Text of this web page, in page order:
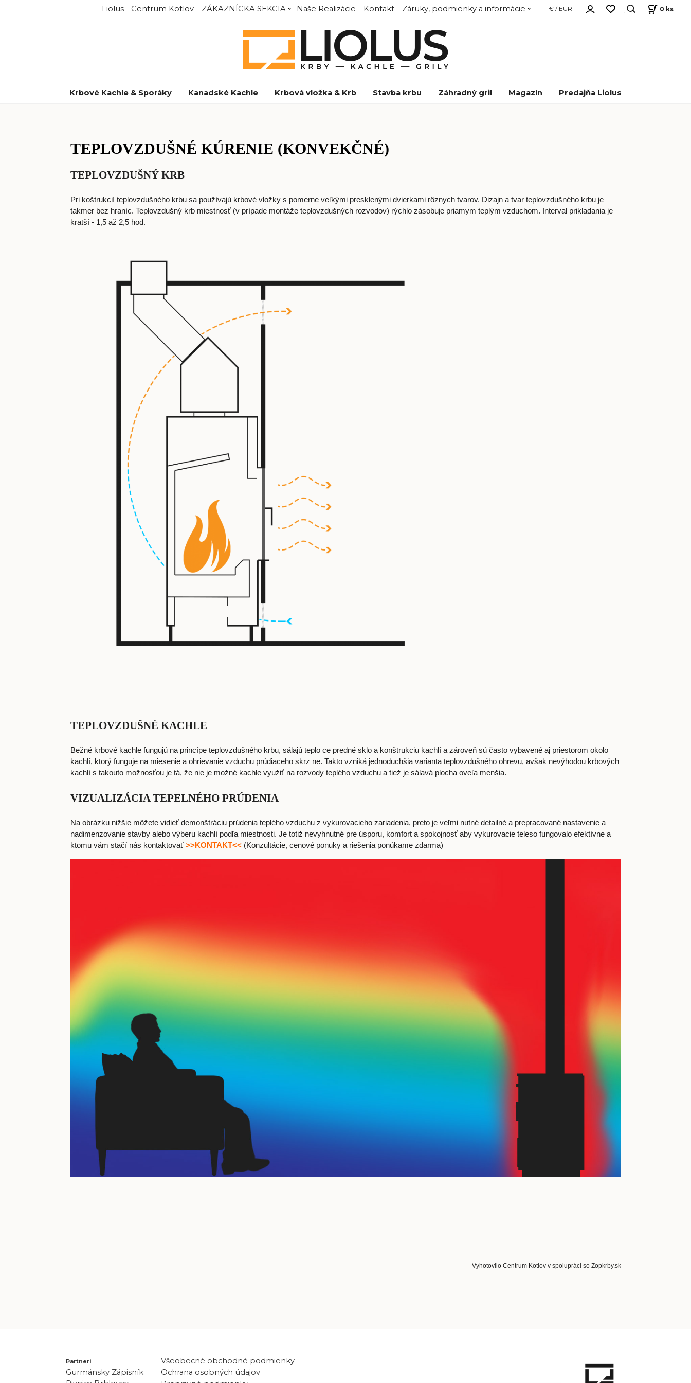
Liolus - Centrum Kotlov ZÁKAZNÍCKA SEKCIA Naše Realizácie Kontakt Záruky, podmienky a informácie € / EUR 0 ks
Krbové Kachle & Sporáky Kanadské Kachle Krbová vložka & Krb Stavba krbu Záhradný gril Magazín Predajňa Liolus
TEPLOVZDUŠNÉ KÚRENIE (KONVEKČNÉ)
TEPLOVZDUŠNÝ KRB
Pri koštrukcií teplovzdušného krbu sa používajú krbové vložky s pomerne veľkými presklenými dvierkami rôznych tvarov. Dizajn a tvar teplovzdušného krbu je
takmer bez hraníc. Teplovzdušný krb miestnosť (v prípade montáže teplovzdušných rozvodov) rýchlo zásobuje priamym teplým vzduchom. Interval prikladania je
kratší - 1,5 až 2,5 hod.
TEPLOVZDUŠNÉ KACHLE
Bežné krbové kachle fungujú na princípe teplovzdušného krbu, sálajú teplo ce predné sklo a konštrukciu kachlí a zároveň sú často vybavené aj priestorom okolo
kachlí, ktorý funguje na miesenie a ohrievanie vzduchu prúdiaceho skrz ne. Takto vzniká jednoduchšia varianta teplovzdušného ohrevu, avšak nevýhodou krbových
kachlí s takouto možnosťou je tá, že nie je možné kachle využiť na rozvody teplého vzduchu a tiež je sálavá plocha oveľa menšia.
VIZUALIZÁCIA TEPELNÉHO PRÚDENIA
Na obrázku nižšie môžete vidieť demonštráciu prúdenia teplého vzduchu z vykurovacieho zariadenia, preto je veľmi nutné detailné a prepracované nastavenie a
nadimenzovanie stavby alebo výberu kachlí podľa miestnosti. Je totiž nevyhnutné pre úsporu, komfort a spokojnosť aby vykurovacie teleso fungovalo efektívne a
ktomu vám stačí nás kontaktovať >>KONTAKT<<(Konzultácie, cenové ponuky a riešenia ponúkame zdarma)
Vyhotovilo Centrum Kotlov v spolupráci so Zopkrby.sk
Partneri
Gurmánsky Zápisník
Všeobecné obchodné podmienky
Ochrana osobných údajov